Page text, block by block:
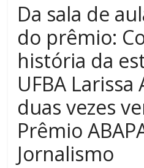
Da sala de
do prêmio:
história da
UFBA Larissa
duas vezes
Prêmio
Jornalismo